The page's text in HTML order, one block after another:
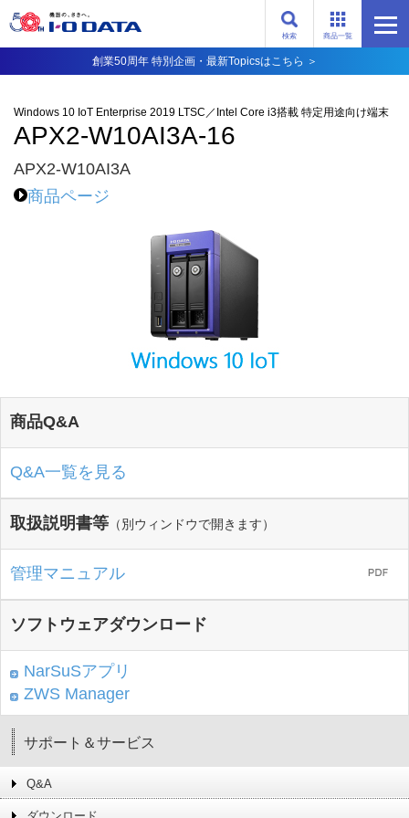
商品一覧
検索
創業50周年 特別企画・最新Topicsはこちら ＞
Windows 10 IoT Enterprise 2019 LTSC／Intel Core i3搭載 特定用途向け端末
APX2-W10AI3A-16
APX2-W10AI3A
商品ページ
商品Q&A
Q&A一覧を見る
取扱説明書等 （別ウィンドウで開きます）
管理マニュアル
ソフトウェアダウンロード
NarSuSアプリ
ZWS Manager
サポート＆サービス
Q&A